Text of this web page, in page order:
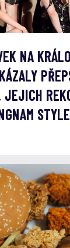
NA
STYLE